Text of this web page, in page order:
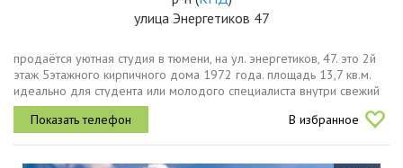
улица Энергетиков 47
продаётся уютная студия в тюмени, на ул. энергетиков, 47. это 2й
этаж 5этажного кирпичного дома 1972 года. площадь 13,7 кв.м.
идеально для студента или молодого специалиста внутри свежий
косметический ремонт можно сразу заезжать и жить. потолки 2,5...
В избранное